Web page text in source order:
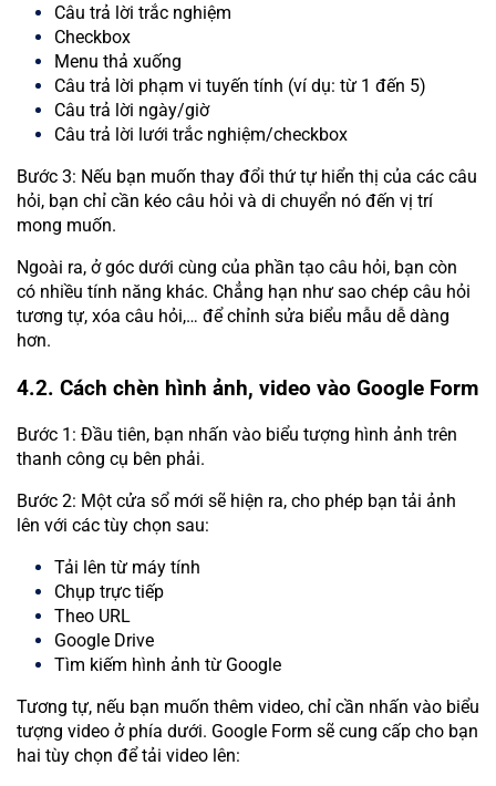
Câu trả lời trắc nghiệm
Checkbox
Menu thả xuống
Câu trả lời phạm vi tuyến tính (ví dụ: từ 1 đến 5)
Câu trả lời ngày/giờ
Câu trả lời lưới trắc nghiệm/checkbox
Bước 3: Nếu bạn muốn thay đổi thứ tự hiển thị của các câu
hỏi, bạn chỉ cần kéo câu hỏi và di chuyển nó đến vị trí
mong muốn.
Ngoài ra, ở góc dưới cùng của phần tạo câu hỏi, bạn còn
có nhiều tính năng khác. Chẳng hạn như sao chép câu hỏi
tương tự, xóa câu hỏi,… để chỉnh sửa biểu mẫu dễ dàng
hơn.
4.2. Cách chèn hình ảnh, video vào Google Form
Bước 1: Đầu tiên, bạn nhấn vào biểu tượng hình ảnh trên
thanh công cụ bên phải.
Bước 2: Một cửa sổ mới sẽ hiện ra, cho phép bạn tải ảnh
lên với các tùy chọn sau:
Tải lên từ máy tính
Chụp trực tiếp
Theo URL
Google Drive
Tìm kiếm hình ảnh từ Google
Tương tự, nếu bạn muốn thêm video, chỉ cần nhấn vào biểu
tượng video ở phía dưới. Google Form sẽ cung cấp cho bạn
hai tùy chọn để tải video lên: